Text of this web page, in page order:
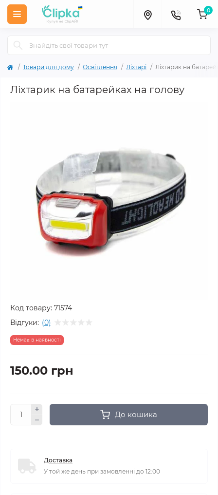
0
Товари для дому Освітлення Ліхтарі Ліхтарик на
Ліхтарик на батарейках на голову
Код товару: 71574
Відгуки: (0)
Немає в наявності
150.00 грн
До кошика
Доставка
У той же день при замовленні до 12:00